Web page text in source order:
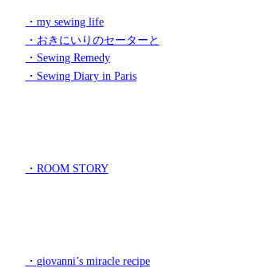
・my sewing life
・おきにいりのセーターと
・Sewing Remedy
・Sewing Diary in Paris
・ROOM STORY
・giovanni’s miracle recipe